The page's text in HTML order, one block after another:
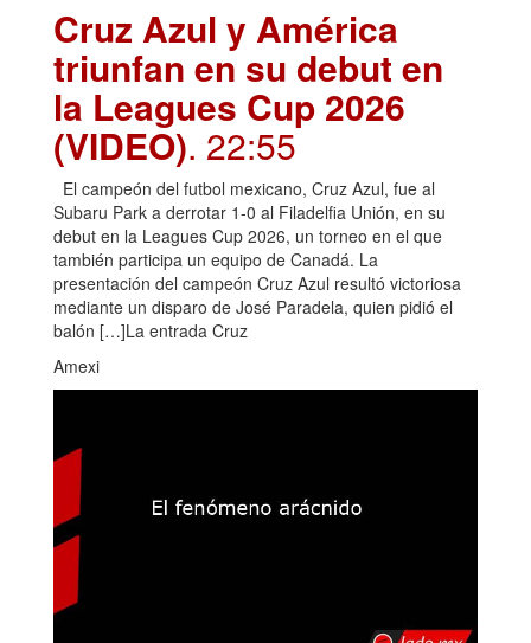
Cruz Azul y América
triunfan en su debut en
la Leagues Cup 2026
(VIDEO). 22:55
El campeón del futbol mexicano, Cruz Azul, fue al
Subaru Park a derrotar 1-0 al Filadelfia Unión, en su
debut en la Leagues Cup 2026, un torneo en el que
también participa un equipo de Canadá. La
presentación del campeón Cruz Azul resultó victoriosa
mediante un disparo de José Paradela, quien pidió el
balón […]La entrada Cruz
Amexi